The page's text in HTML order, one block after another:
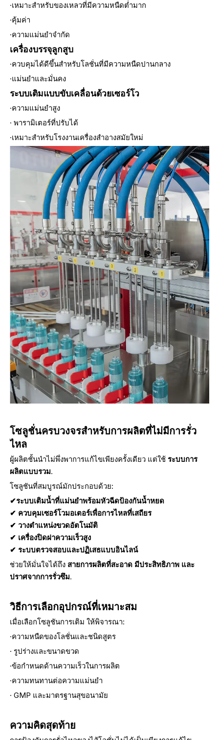
·เหมาะสำหรับของเหลวที่มีความหนืดต่ำมาก
·คุ้มค่า
·ความแม่นยำจำกัด
เครื่องบรรจุลูกสูบ
·ควบคุมได้ดีขึ้นสำหรับโลชั่นที่มีความหนืดปานกลาง
·แม่นยำและมั่นคง
ระบบเติมแบบขับเคลื่อนด้วยเซอร์โว
·ความแม่นยำสูง
· พารามิเตอร์ที่ปรับได้
·เหมาะสำหรับโรงงานเครื่องสำอางสมัยใหม่
โซลูชั่นครบวงจรสำหรับการผลิตที่ไม่มีการรั่ว
ไหล
ผู้ผลิตชั้นนำไม่พึ่งพาการแก้ไขเพียงครั้งเดียว แต่ใช้ ระบบการ
ผลิตแบบรวม.
โซลูชันที่สมบูรณ์มักประกอบด้วย:
✔ระบบเติมน้ำที่แม่นยำพร้อมหัวฉีดป้องกันน้ำหยด
✔ ควบคุมเซอร์โวมอเตอร์เพื่อการไหลที่เสถียร
✔ วางตำแหน่งขวดอัตโนมัติ
✔ เครื่องปิดฝาความเร็วสูง
✔ ระบบตรวจสอบและปฏิเสธแบบอินไลน์
ช่วยให้มั่นใจได้ถึง สายการผลิตที่สะอาด มีประสิทธิภาพ และ
ปราศจากการรั่วซึม.
วิธีการเลือกอุปกรณ์ที่เหมาะสม
เมื่อเลือกโซลูชันการเติม ให้พิจารณา:
·ความหนืดของโลชั่นและชนิดสูตร
· รูปร่างและขนาดขวด
·ข้อกำหนดด้านความเร็วในการผลิต
·ความทนทานต่อความแม่นยำ
· GMP และมาตรฐานสุขอนามัย
ความคิดสุดท้าย